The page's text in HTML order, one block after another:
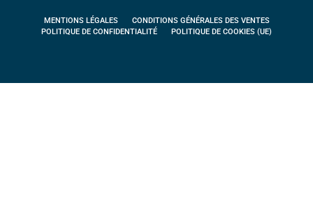
MENTIONS LÉGALES
CONDITIONS GÉNÉRALES DES VENTES
POLITIQUE DE CONFIDENTIALITÉ
POLITIQUE DE COOKIES (UE)